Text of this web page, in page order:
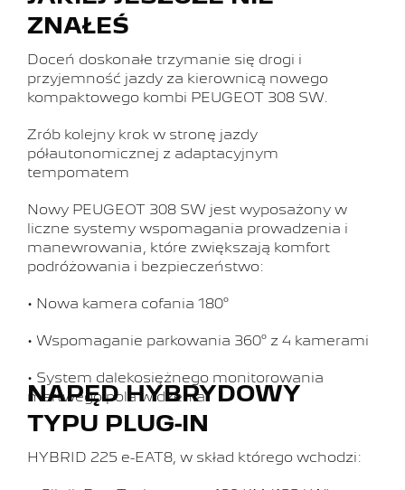
ZNAŁEŚ
Doceń doskonałe trzymanie się drogi i
przyjemność jazdy za kierownicą nowego
kompaktowego kombi PEUGEOT 308 SW.
Zrób kolejny krok w stronę jazdy
półautonomicznej z adaptacyjnym
tempomatem
Nowy PEUGEOT 308 SW jest wyposażony w
liczne systemy wspomagania prowadzenia i
manewrowania, które zwiększają komfort
podróżowania i bezpieczeństwo:
• Nowa kamera cofania 180°
• Wspomaganie parkowania 360° z 4 kamerami
• System dalekosiężnego monitorowania
martwego pola widzenia
NAPĘD HYBRYDOWY
TYPU PLUG-IN
HYBRID 225 e-EAT8, w skład którego wchodzi: